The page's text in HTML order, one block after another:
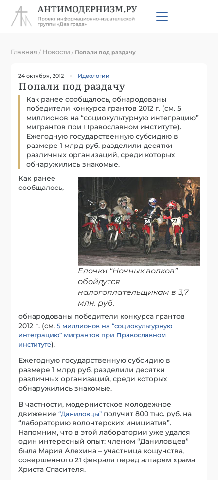
Главная / Новости / Попали под раздачу
24 октября, 2012 Идеологии
Попали под раздачу
Как ранее сообщалось, обнародованы
победители конкурса грантов 2012 г. (см. 5
миллионов на “социокультурную интеграцию”
мигрантов при Православном институте).
Ежегодную государственную субсидию в
размере 1 млрд руб. разделили десятки
различных организаций, среди которых
обнаружились знакомые.
Елочки “Ночных волков”
обойдутся
налогоплательщикам в 3,7
млн. руб.
Как ранее
сообщалось,
обнародованы победители конкурса грантов
2012 г. (см.5 миллионов на “социокультурную
интеграцию” мигрантов при Православном
институте).
Ежегодную государственную субсидию в
размере 1 млрд руб. разделили десятки
различных организаций, среди которых
обнаружились знакомые.
В частности, модернистское молодежное
движение“Даниловцы” получит 800 тыс. руб. на
“лабораторию волонтерских инициатив”.
Напомним, что в этой лаборатории уже удался
один интересный опыт: членом “Даниловцев”
была Мария Алехина – участница кощунства,
совершенного 21 февраля перед алтарем храма
Христа Спасителя.